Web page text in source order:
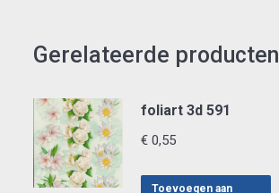
Gerelateerde producten
foliart 3d 591
€ 0,55
Toevoegen aan